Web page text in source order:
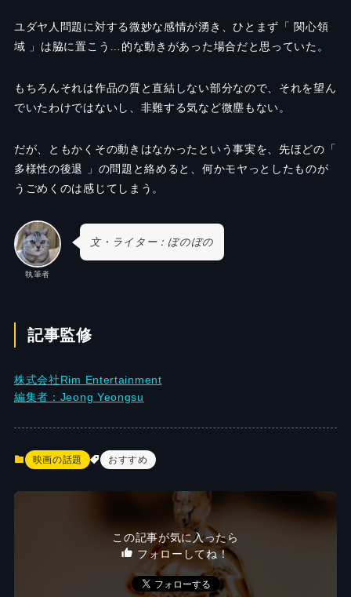
ユダヤ人問題に対する微妙な感情が湧き、ひとまず「 関心領
域 」は脇に置こう…的な動きがあった場合だと思っていた。
もちろんそれは作品の質と直結しない部分なので、それを望ん
でいたわけではないし、非難する気など微塵もない。
だが、ともかくその動きはなかったという事実を、先ほどの「
多様性の後退 」の問題と絡めると、何かモヤっとしたものが
うごめくのは感じてしまう。
執筆者
文・ライター：ぼのぼの
記事監修
株式会社Rim Entertainment
編集者：Jeong Yeongsu
映画の話題 おすすめ
この記事が気に入ったら
フォローしてね！